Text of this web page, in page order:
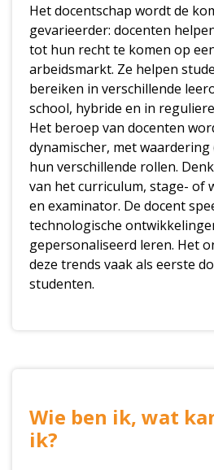
Het docentschap wordt de
gevarieerder: docenten
tot hun recht te komen op
arbeidsmarkt. Ze helpen
bereiken in verschillende
school, hybride en in
Het beroep van docenten
dynamischer, met
hun verschillende rollen.
van het curriculum, stage- of
en examinator. De docent
technologische
gepersonaliseerd leren. Het
deze trends vaak als eerste
studenten.
Wie ben ik, wat
ik?